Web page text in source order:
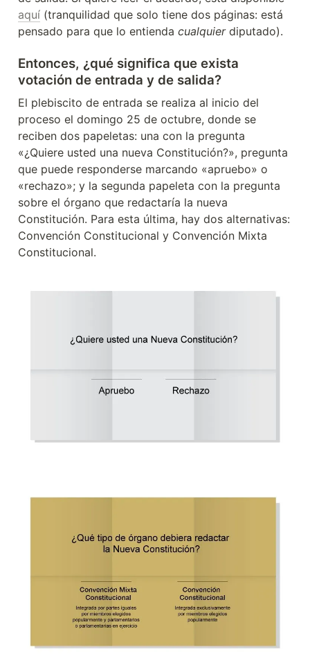
aquí (tranquilidad que solo tiene dos páginas: está
pensado para que lo entienda cualquier diputado).
Entonces, ¿qué significa que exista
votación de entrada y de salida?
El plebiscito de entrada se realiza al inicio del
proceso el domingo 25 de octubre, donde se
reciben dos papeletas: una con la pregunta
«¿Quiere usted una nueva Constitución?», pregunta
que puede responderse marcando «apruebo» o
«rechazo»; y la segunda papeleta con la pregunta
sobre el órgano que redactaría la nueva
Constitución. Para esta última, hay dos alternativas:
Convención Constitucional y Convención Mixta
Constitucional.